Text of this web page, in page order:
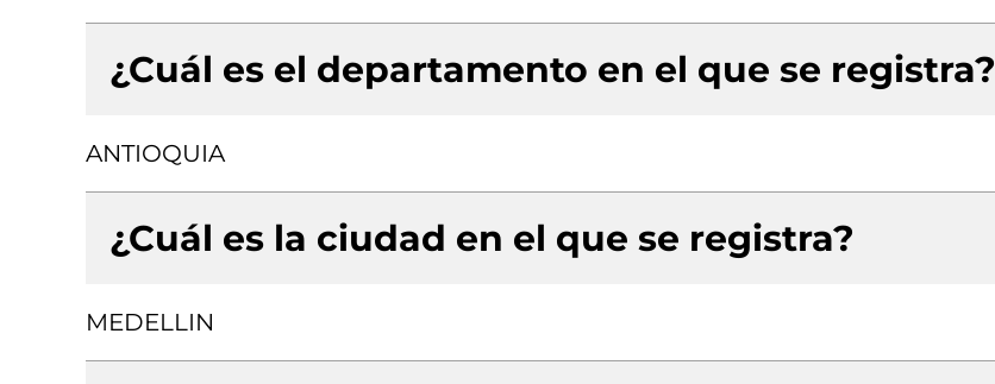
¿Cuál es el departamento en el que se registra?
ANTIOQUIA
¿Cuál es la ciudad en el que se registra?
MEDELLIN